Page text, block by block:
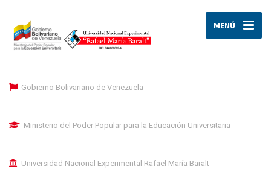
MENÚ
Gobierno Bolivariano de Venezuela
Ministerio del Poder Popular para la Educación Universitaria
Universidad Nacional Experimental Rafael María Baralt